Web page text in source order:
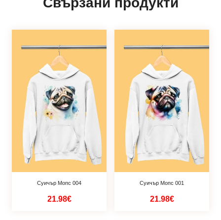
Суичър Мопс 004
21.98€
Суичър Мопс 001
21.98€